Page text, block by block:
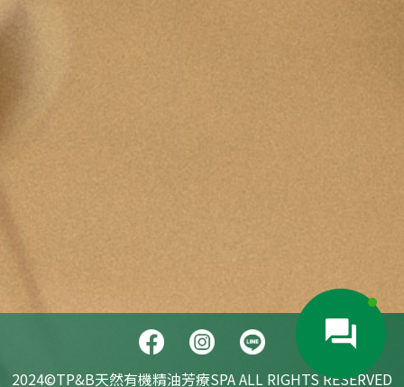
2024©TP&B天然有機精油芳療SPA ALL RIGHTS RESERVED